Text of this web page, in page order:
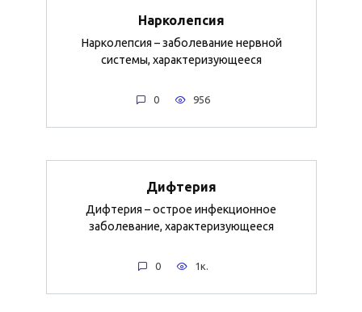
Нарколепсия
Нарколепсия – заболевание нервной
системы, характеризующееся
0 956
Дифтерия
Дифтерия – острое инфекционное
заболевание, характеризующееся
0 1к.